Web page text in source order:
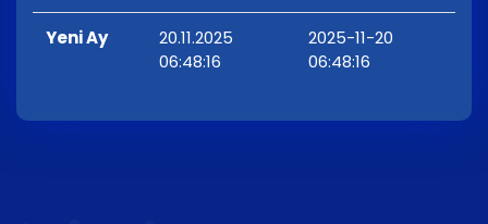
Yeni Ay
20.11.2025
06:48:16
2025-11-20
06:48:16